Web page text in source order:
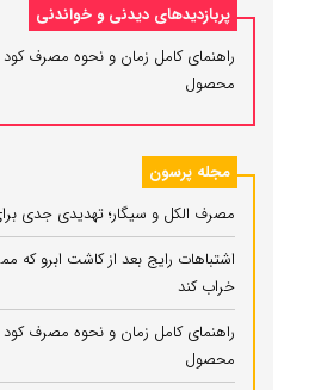
پربازدیدهای دیدنی و خواندنی
محصول
مجله پرسون
مصرف الکل و سیگار؛ تهدیدی جدی
اشتباهات رایج بعد از کاشت ابرو که
خراب کند
محصول